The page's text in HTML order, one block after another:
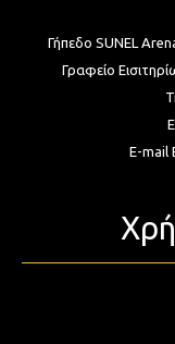
Γήπεδο SUNEL
Γραφείο
E-mail